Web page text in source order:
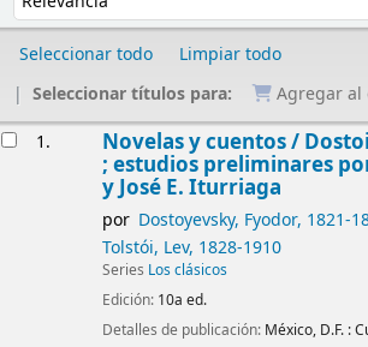
Seleccionar todo
Limpiar todo
Seleccionar títulos para:
Agregar al
1. Novelas y cuentos /
; estudios preliminares
y José E. Iturriaga
por Dostoyevsky, Fyodor, 1821-
Tolstói, Lev, 1828-1910
Series Los clásicos
Edición: 10a ed.
Detalles de publicación: México, D.F. :